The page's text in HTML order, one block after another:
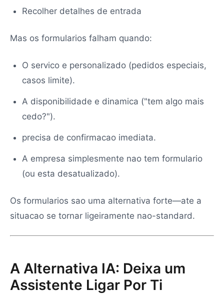
Recolher detalhes de entrada
Mas os formularios falham quando:
O servico e personalizado (pedidos especiais,
casos limite).
A disponibilidade e dinamica ("tem algo mais
cedo?").
precisa de confirmacao imediata.
A empresa simplesmente nao tem formulario
(ou esta desatualizado).
Os formularios sao uma alternativa forte—ate a
situacao se tornar ligeiramente nao-standard.
A Alternativa IA: Deixa um
Assistente Ligar Por Ti